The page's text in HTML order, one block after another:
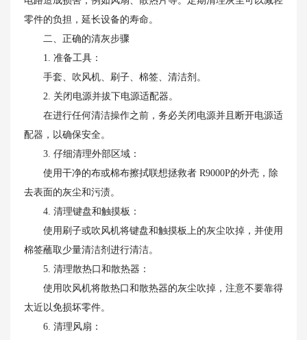
零件的负担，延长设备的寿命。
二、正确的清灰步骤
1. 准备工具：
手套、吹风机、刷子、棉签、清洁剂。
2. 关闭电源并拔下电源适配器。
在进行任何清洁操作之前，务必关闭电源并且断开电源适
配器，以确保安全。
3. 仔细清理外部区域：
使用干净的布或棉布擦拭联想拯救者 R9000P的外壳，除
去表面的灰尘和污渍。
4. 清理键盘和触摸板：
使用刷子或吹风机将键盘和触摸板上的灰尘吹掉，并使用
棉签蘸取少量清洁剂进行清洁。
5. 清理散热口和散热器：
使用吹风机将散热口和散热器的灰尘吹掉，注意不要靠得
太近以免损坏零件。
6. 清理风扇：